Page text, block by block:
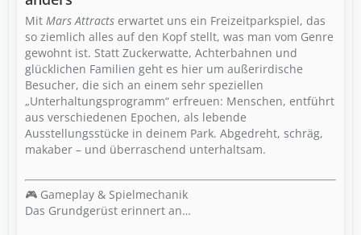
Mit Mars Attracts erwartet uns ein Freizeitparkspiel, das
so ziemlich alles auf den Kopf stellt, was man vom Genre
gewohnt ist. Statt Zuckerwatte, Achterbahnen und
glücklichen Familien geht es hier um außerirdische
Besucher, die sich an einem sehr speziellen
„Unterhaltungsprogramm“ erfreuen: Menschen, entführt
aus verschiedenen Epochen, als lebende
Ausstellungsstücke in deinem Park. Abgedreht, schräg,
makaber – und überraschend unterhaltsam.
🎮 Gameplay & Spielmechanik
Das Grundgerüst erinnert an…